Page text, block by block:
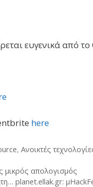
ευγενικά από το
here
, Ανοικτές
μικρός απολογισμός
planet.ellak.gr: